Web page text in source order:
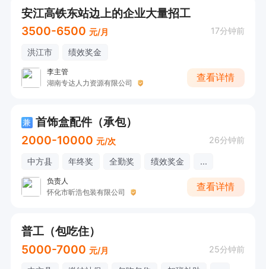
安江高铁东站边上的企业大量招工
3500-6500 元/月 17分钟前
洪江市 绩效奖金
李主管
湖南专达人力资源有限公司
查看详情
兼 首饰盒配件（承包）
2000-10000 元/次 26分钟前
中方县 年终奖 全勤奖 绩效奖金 ...
负责人
怀化市昕浩包装有限公司
查看详情
普工（包吃住）
5000-7000 元/月 25分钟前